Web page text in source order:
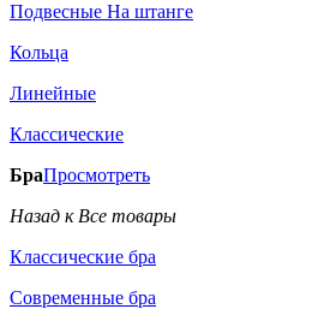
Подвесные На штанге
Кольца
Линейные
Классические
БраПросмотреть
Назад к Все товары
Классические бра
Современные бра